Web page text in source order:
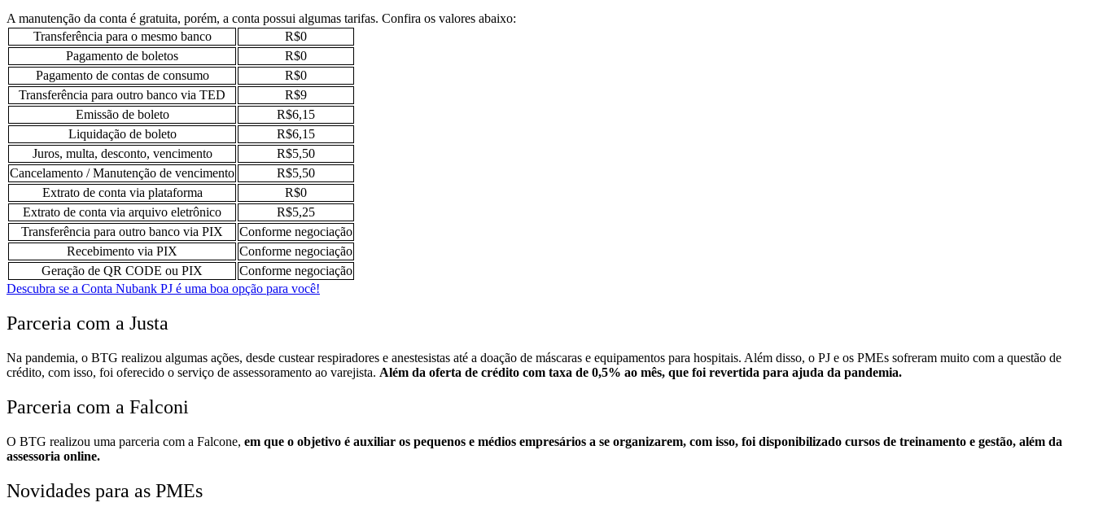
A manutenção da conta é gratuita, porém, a conta possui algumas tarifas. Confira os valores abaixo:
Transferência para o mesmo banco
R$0
Pagamento de boletos
R$0
Pagamento de contas de consumo
R$0
Transferência para outro banco via TED
R$9
Emissão de boleto
R$6,15
Liquidação de boleto
R$6,15
Juros, multa, desconto, vencimento
R$5,50
Cancelamento / Manutenção de vencimento
R$5,50
Extrato de conta via plataforma
R$0
Extrato de conta via arquivo eletrônico
R$5,25
Transferência para outro banco via PIX
Conforme negociação
Recebimento via PIX
Conforme negociação
Geração de QR CODE ou PIX
Conforme negociação
Descubra se a Conta Nubank PJ é uma boa opção para você!
Parceria com a Justa
Na pandemia, o BTG realizou algumas ações, desde custear respiradores e anestesistas até a doação de máscaras e equipamentos para hospitais. Além disso, o PJ e os PMEs sofreram muito com a questão de
crédito, com isso, foi oferecido o serviço de assessoramento ao varejista. Além da oferta de crédito com taxa de 0,5% ao mês, que foi revertida para ajuda da pandemia.
Parceria com a Falconi
O BTG realizou uma parceria com a Falcone, em que o objetivo é auxiliar os pequenos e médios empresários a se organizarem, com isso, foi disponibilizado cursos de treinamento e gestão, além da
assessoria online.
Novidades para as PMEs